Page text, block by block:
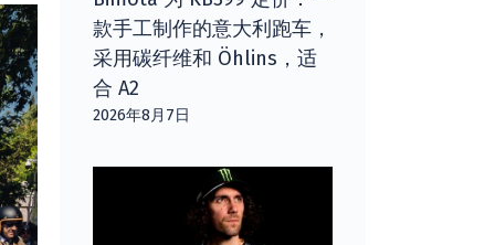
款手工制作的意大利跑车，
采用碳纤维和 Öhlins，适
合 A2
2026年8月7日